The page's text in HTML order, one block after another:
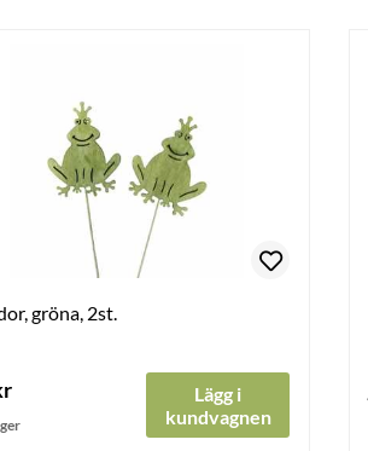
gröna, 2st.
Lägg i
kundvagnen